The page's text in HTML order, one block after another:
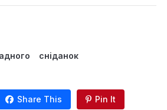
сніданок
Share This Pin It